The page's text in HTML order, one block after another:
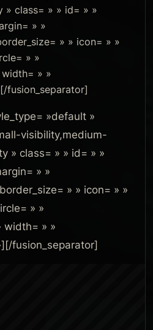
» class= » » id= » »
» »
» » icon= » »
» »
» »
fusion_separator]
»default »
visibility,medium-
» class= » » id= » »
» »
» » icon= » »
» »
width= » »
fusion_separator]